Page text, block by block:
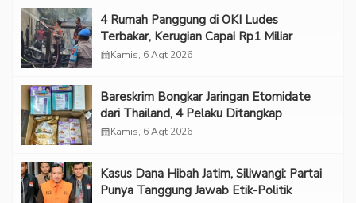
‎4 Rumah Panggung di OKI Ludes
Terbakar, Kerugian Capai Rp1 Miliar
calendar_monthKamis, 6 Agt 2026
Bareskrim Bongkar Jaringan Etomidate
dari Thailand, 4 Pelaku Ditangkap
calendar_monthKamis, 6 Agt 2026
Kasus Dana Hibah Jatim, Siliwangi: Partai
Punya Tanggung Jawab Etik-Politik